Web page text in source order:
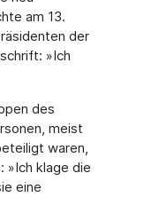
am 13.
der
»Ich
des
meist
waren,
»Ich klage die
eine